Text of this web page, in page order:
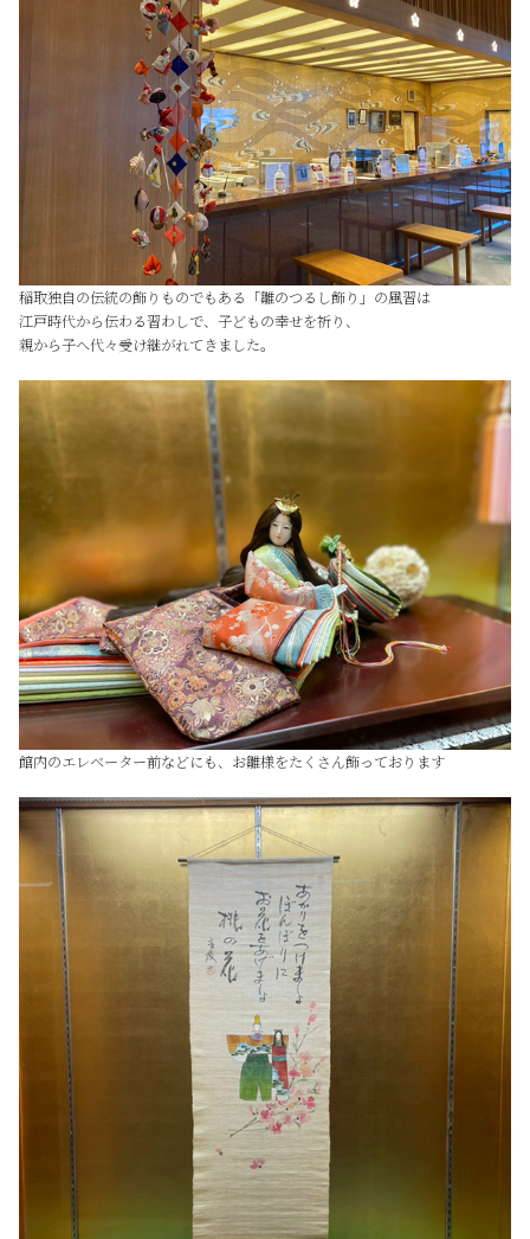
稲取独自の伝統の飾りものでもある「雛のつるし飾り」の風習は
江戸時代から伝わる習わしで、子どもの幸せを祈り、
親から子へ代々受け継がれてきました。
館内のエレベーター前などにも、お雛様をたくさん飾っております